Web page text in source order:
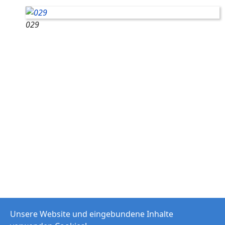
029
Unsere Website und eingebundene Inhalte